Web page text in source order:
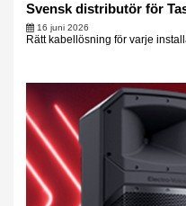
Svensk distributör för
16 juni 2026
Rätt kabellösning för varje